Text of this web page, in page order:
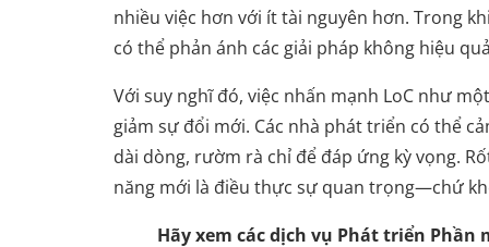
nhiều việc hơn với ít tài nguyên hơn. Trong
có thể phản ánh các giải pháp không hiệu
Với suy nghĩ đó, việc nhấn mạnh LoC như
giảm sự đổi mới. Các nhà phát triển có thể
dài dòng, rườm rà chỉ để đáp ứng kỳ vọng.
năng mới là điều thực sự quan trọng—chứ
Hãy xem các dịch vụ Phát triển Phần